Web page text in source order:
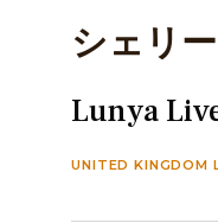
シェリ
Lunya
UNITED KINGDOM